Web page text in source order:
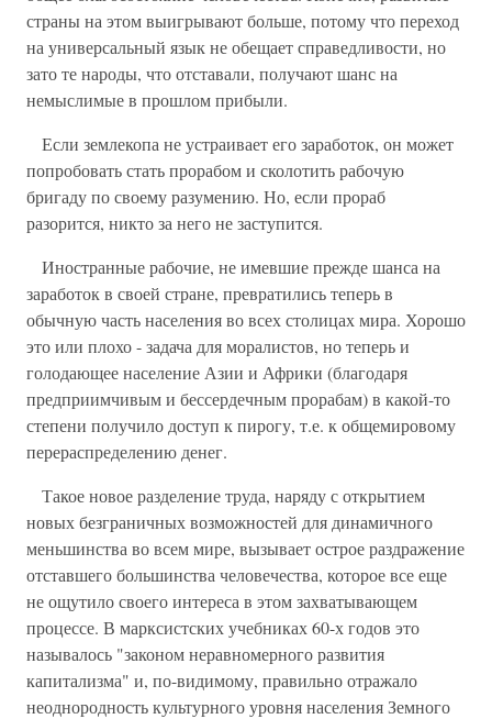
страны на этом выигрывают больше, потому что переход
на универсальный язык не обещает справедливости, но
зато те народы, что отставали, получают шанс на
немыслимые в прошлом прибыли.
Если землекопа не устраивает его заработок, он может
попробовать стать прорабом и сколотить рабочую
бригаду по своему разумению. Но, если прораб
разорится, никто за него не заступится.
Иностранные рабочие, не имевшие прежде шанса на
заработок в своей стране, превратились теперь в
обычную часть населения во всех столицах мира. Хорошо
это или плохо - задача для моралистов, но теперь и
голодающее население Азии и Африки (благодаря
предприимчивым и бессердечным прорабам) в какой-то
степени получило доступ к пирогу, т.е. к общемировому
перераспределению денег.
Такое новое разделение труда, наряду с открытием
новых безграничных возможностей для динамичного
меньшинства во всем мире, вызывает острое раздражение
отставшего большинства человечества, которое все еще
не ощутило своего интереса в этом захватывающем
процессе. В марксистских учебниках 60-х годов это
называлось "законом неравномерного развития
капитализма" и, по-видимому, правильно отражало
неоднородность культурного уровня населения Земного